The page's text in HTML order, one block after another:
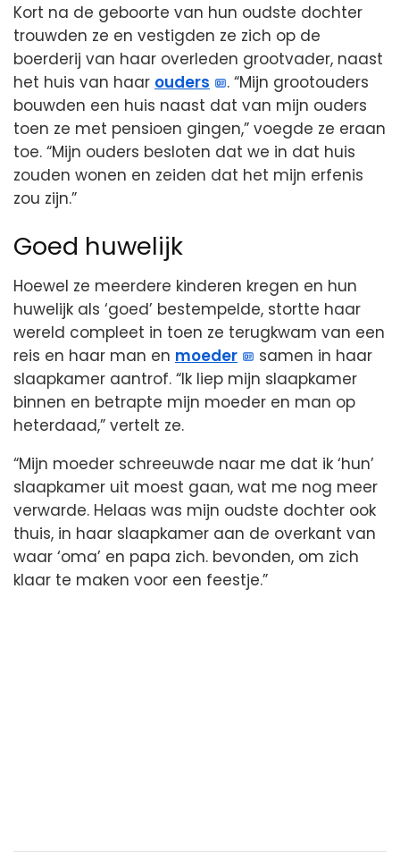
Kort na de geboorte van hun oudste dochter
trouwden ze en vestigden ze zich op de
boerderij van haar overleden grootvader, naast
het huis van haar ouders
. “Mijn grootouders
bouwden een huis naast dat van mijn ouders
toen ze met pensioen gingen,” voegde ze eraan
toe. “Mijn ouders besloten dat we in dat huis
zouden wonen en zeiden dat het mijn erfenis
zou zijn.”
Goed huwelijk
Hoewel ze meerdere kinderen kregen en hun
huwelijk als ‘goed’ bestempelde, stortte haar
wereld compleet in toen ze terugkwam van een
reis en haar man en moeder
samen in haar
slaapkamer aantrof. “Ik liep mijn slaapkamer
binnen en betrapte mijn moeder en man op
heterdaad,” vertelt ze.
“Mijn moeder schreeuwde naar me dat ik ‘hun’
slaapkamer uit moest gaan, wat me nog meer
verwarde. Helaas was mijn oudste dochter ook
thuis, in haar slaapkamer aan de overkant van
waar ‘oma’ en papa zich. bevonden, om zich
klaar te maken voor een feestje.”